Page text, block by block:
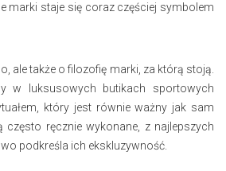
marki staje się coraz częściej symbolem
ale także o filozofię marki, za którą stoją.
w luksusowych butikach sportowych
który jest równie ważny jak sam
często ręcznie wykonane, z najlepszych
podkreśla ich ekskluzywność.